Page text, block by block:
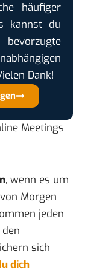
häufiger
kannst du
Dank!
Meetings
, wenn es um
Morgen
jeden
sich
dich